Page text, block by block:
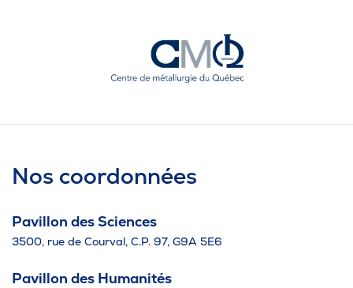
Nos coordonnées
Pavillon des Sciences
3500, rue de Courval, C.P. 97, G9A 5E6
Pavillon des Humanités